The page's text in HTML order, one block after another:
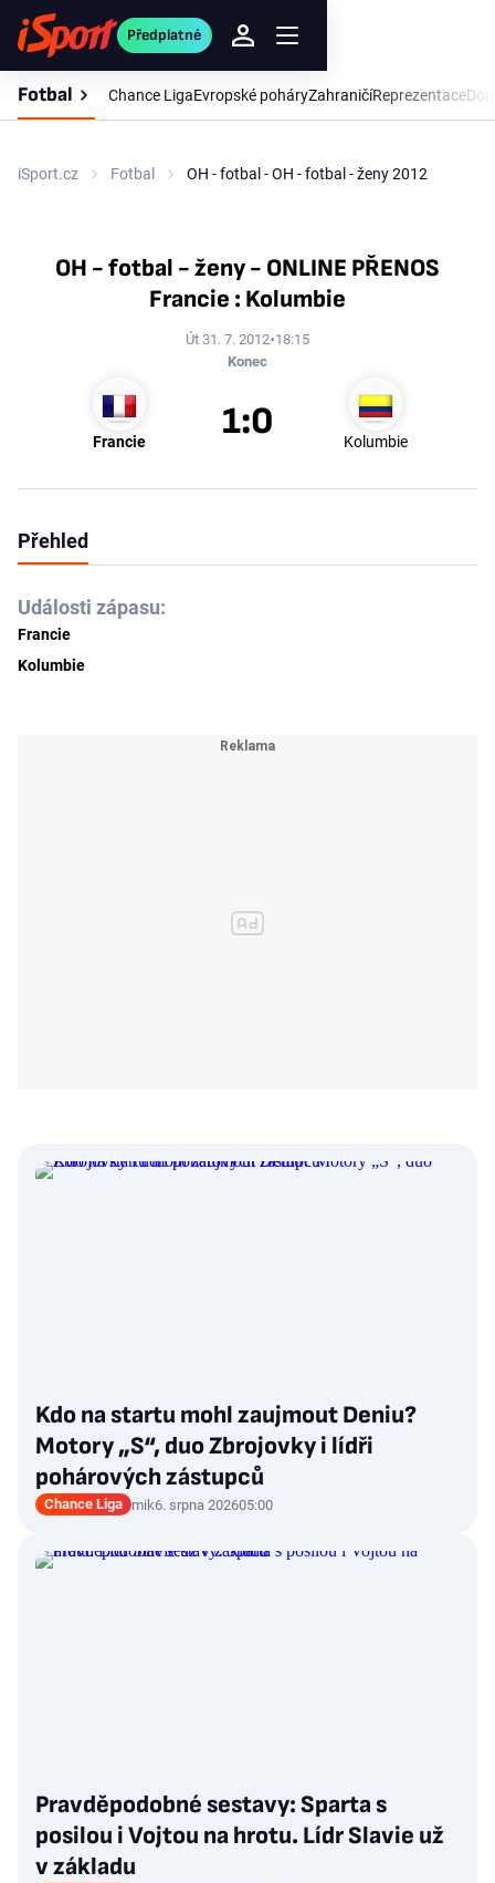
Předplatné
Fotbal Chance LigaEvropské poháryZahraničíReprezentace
iSport.cz Fotbal OH - fotbal - OH - fotbal - ženy 2012
OH - fotbal - ženy - ONLINE PŘENOS
Francie : Kolumbie
Út 31. 7. 2012 18:15
Konec
Francie Kolumbie
1:0
Přehled
Události zápasu:
Francie
Kolumbie
Kdo na startu mohl zaujmout Deniu?
Motory „S“, duo Zbrojovky i lídři
pohárových zástupců
Chance Liga mik6. srpna 202605:00
Pravděpodobné sestavy: Sparta s
posilou i Vojtou na hrotu. Lídr Slavie už
v základu